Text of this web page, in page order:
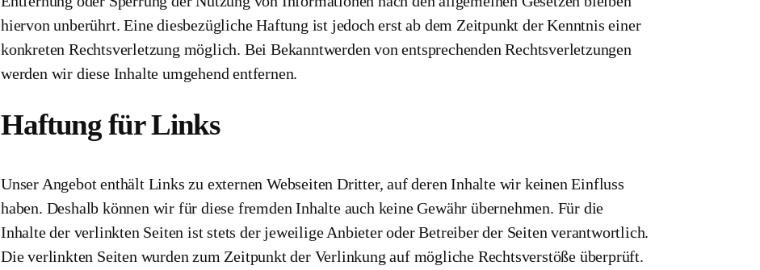
hiervon unberührt. Eine diesbezügliche Haftung ist jedoch erst ab dem Zeitpunkt der Kenntnis einer
konkreten Rechtsverletzung möglich. Bei Bekanntwerden von entsprechenden Rechtsverletzungen
werden wir diese Inhalte umgehend entfernen.
Haftung für Links
Unser Angebot enthält Links zu externen Webseiten Dritter, auf deren Inhalte wir keinen Einfluss
haben. Deshalb können wir für diese fremden Inhalte auch keine Gewähr übernehmen. Für die
Inhalte der verlinkten Seiten ist stets der jeweilige Anbieter oder Betreiber der Seiten verantwortlich.
Die verlinkten Seiten wurden zum Zeitpunkt der Verlinkung auf mögliche Rechtsverstöße überprüft.